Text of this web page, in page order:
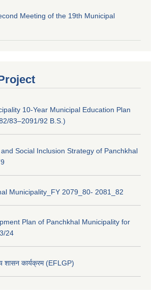
Meeting of the 19th Municipal
10-Year Municipal Education Plan
83–2091/92 B.S.)
Social Inclusion Strategy of Panchkhal
Municipality_FY 2079_80- 2081_82
Plan of Panchkhal Municipality for
24
शासन कार्यक्रम (EFLGP)